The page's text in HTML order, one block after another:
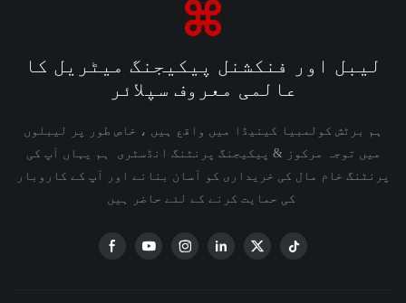
لیبل اور فنکشنل پیکیجنگ میٹریل کا
عالمی معروف سپلائر
ہم برٹش کولمبیا کینیڈا میں واقع ہیں ، خاص طور پر لیبلوں
میں توجہ مرکوز & پیکیجنگ پرنٹنگ انڈسٹری ہم یہاں آپ کی
پرنٹنگ خام مال کی خریداری کو آسان بنانے اور آپ کے کاروبار